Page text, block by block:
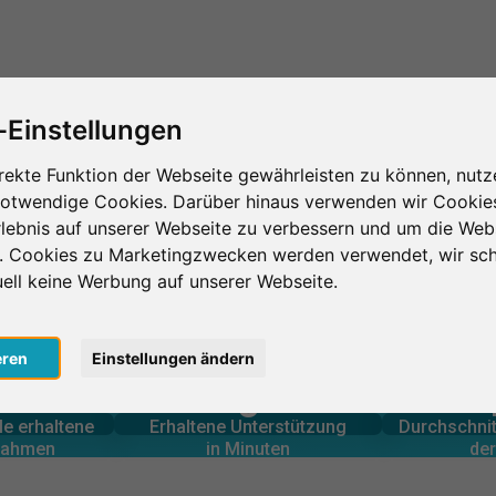
Funktion der Webseite gewährleisten zu können,
Cookies. Darüber hinaus verwenden wir
auf unserer Webseite zu verbessern und um die
Cookies zu Marketingzwecken werden verwendet, wir
keine Werbung auf unserer Webseite.
Einstellungen ändern
Supérieure
erhaltene
erbrachte 0
Erhaltene Unterstützung
in Minuten
0
Geleistete Unterstützung
Anzahl